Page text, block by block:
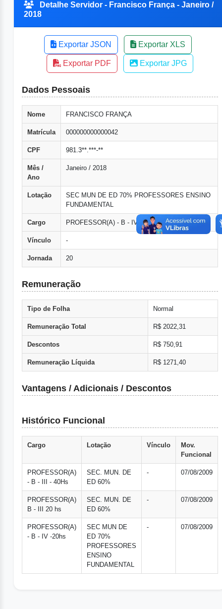
Detalhe Servidor - Francisco França - Janeiro /
2018
Exportar JSON Exportar XLS
Exportar PDF Exportar JPG
Dados Pessoais
Nome FRANCISCO FRANÇA
Matrícula 000000000000042
CPF 981.3**.***-**
Mês /
Ano
Janeiro / 2018
Lotação
SEC MUN DE ED 70% PROFESSORES ENSINO
FUNDAMENTAL
Cargo PROFESSOR(A) - B - IV -20hs
Vínculo -
Jornada 20
Remuneração
Tipo de Folha Normal
Remuneração Total R$ 2022,31
Descontos R$ 750,91
Remuneração Líquida R$ 1271,40
Vantagens / Adicionais / Descontos
Histórico Funcional
Cargo Lotação Vínculo
Mov.
Funcional
PROFESSOR(A)
- B - III - 40Hs
SEC. MUN. DE
ED 60%
- 07/08/2009
PROFESSOR(A)
B - III 20 hs
SEC. MUN. DE
ED 60%
- 07/08/2009
PROFESSOR(A)
- B - IV -20hs
SEC MUN DE
ED 70%
PROFESSORES
ENSINO
FUNDAMENTAL
- 07/08/2009